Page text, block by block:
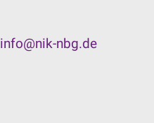
info@nik-nbg.de